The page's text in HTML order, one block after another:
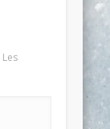
Les